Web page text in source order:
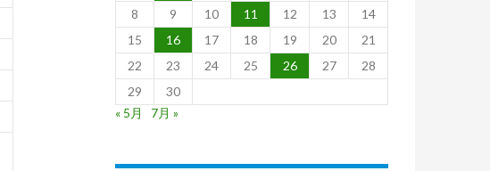
8
9 10 11 12 13
14
15
16 17 18 19 20
21
22
23 24 25 26 27
28
29
30
« 5月
7月 »